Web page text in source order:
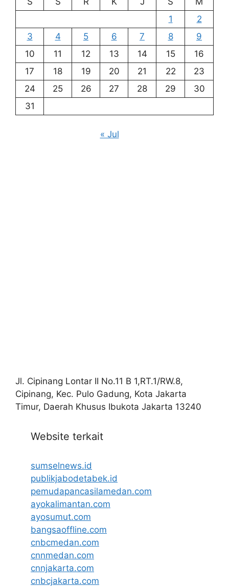
1
2
3
4 5 6 7 8
9
10
11 12 13 14 15
16
17
18 19 20 21 22
23
24
25 26 27 28 29
30
31
« Jul
Jl. Cipinang Lontar II No.11 B 1,RT.1/RW.8,
Cipinang, Kec. Pulo Gadung, Kota Jakarta
Timur, Daerah Khusus Ibukota Jakarta 13240
Website terkait
sumselnews.id
publikjabodetabek.id
pemudapancasilamedan.com
ayokalimantan.com
ayosumut.com
bangsaoffline.com
cnbcmedan.com
cnnmedan.com
cnnjakarta.com
cnbcjakarta.com